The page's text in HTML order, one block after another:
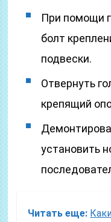
При помощи
болт
подвески.
Отвернуть
крепящий
установить
Читать еще: